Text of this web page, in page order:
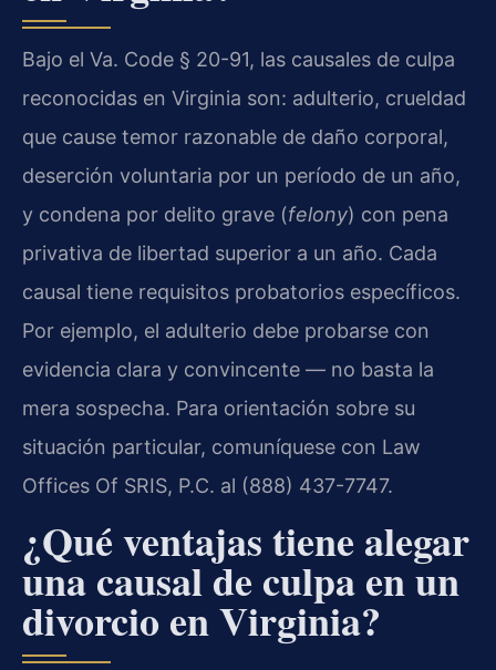
Bajo el Va. Code § 20-91, las causales de culpa
reconocidas en Virginia son: adulterio, crueldad
que cause temor razonable de daño corporal,
deserción voluntaria por un período de un año,
y condena por delito grave (felony) con pena
privativa de libertad superior a un año. Cada
causal tiene requisitos probatorios específicos.
Por ejemplo, el adulterio debe probarse con
evidencia clara y convincente — no basta la
mera sospecha. Para orientación sobre su
situación particular, comuníquese con Law
Offices Of SRIS, P.C. al (888) 437-7747.
¿Qué ventajas tiene alegar
una causal de culpa en un
divorcio en Virginia?